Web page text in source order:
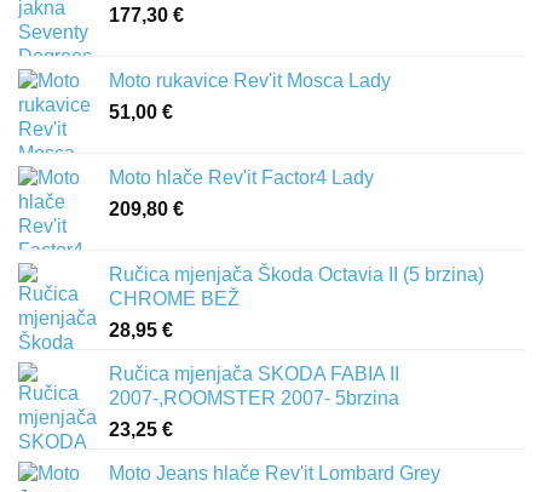
177,30 €
Moto rukavice Rev'it Mosca Lady
51,00 €
Moto hlače Rev'it Factor4 Lady
209,80 €
Ručica mjenjača Škoda Octavia II (5 brzina)
CHROME BEŽ
28,95 €
Ručica mjenjača SKODA FABIA II
2007-,ROOMSTER 2007- 5brzina
23,25 €
Moto Jeans hlače Rev'it Lombard Grey